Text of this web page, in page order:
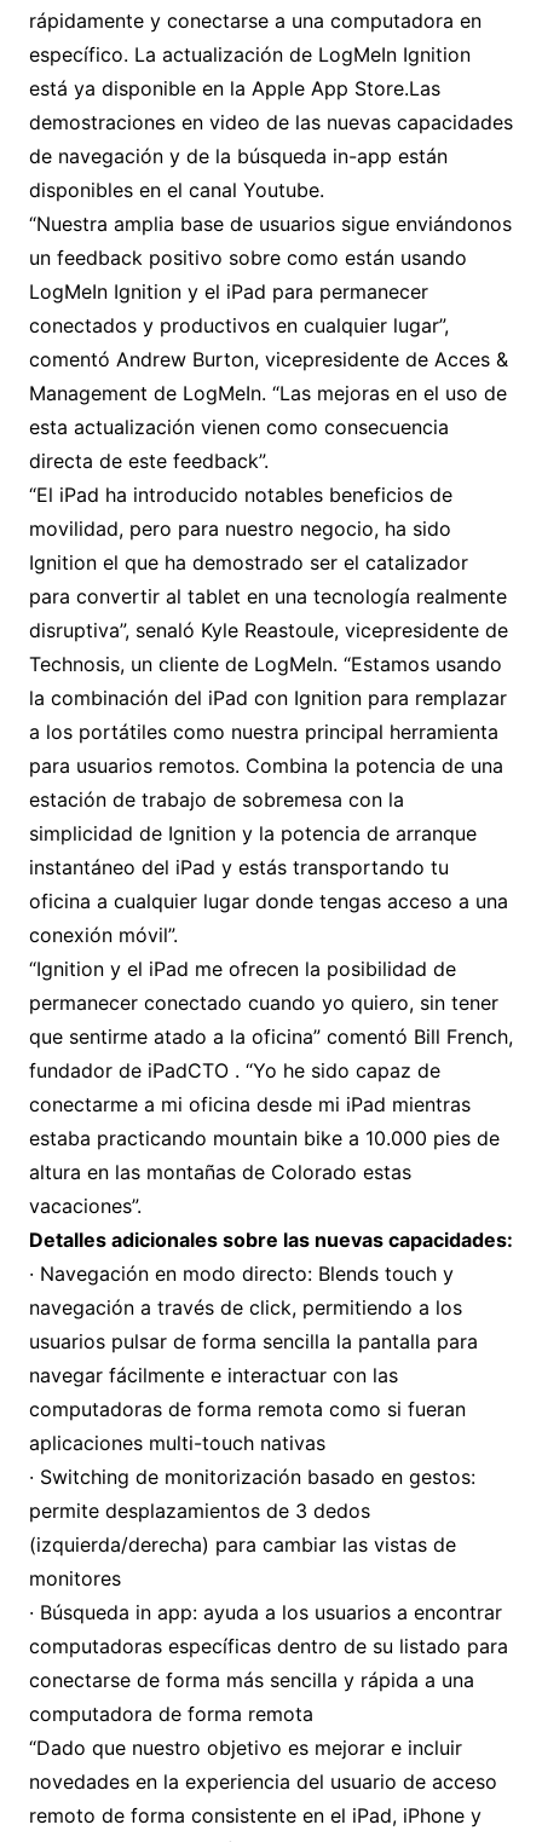
rápidamente y conectarse a una computadora en
específico. La actualización de LogMeIn Ignition
está ya disponible en la Apple App Store.Las
demostraciones en video de las nuevas capacidades
de navegación y de la búsqueda in-app están
disponibles en el canal Youtube.
“Nuestra amplia base de usuarios sigue enviándonos
un feedback positivo sobre como están usando
LogMeIn Ignition y el iPad para permanecer
conectados y productivos en cualquier lugar”,
comentó Andrew Burton, vicepresidente de Acces &
Management de LogMeIn. “Las mejoras en el uso de
esta actualización vienen como consecuencia
directa de este feedback”.
“El iPad ha introducido notables beneficios de
movilidad, pero para nuestro negocio, ha sido
Ignition el que ha demostrado ser el catalizador
para convertir al tablet en una tecnología realmente
disruptiva”, senaló Kyle Reastoule, vicepresidente de
Technosis, un cliente de LogMeIn. “Estamos usando
la combinación del iPad con Ignition para remplazar
a los portátiles como nuestra principal herramienta
para usuarios remotos. Combina la potencia de una
estación de trabajo de sobremesa con la
simplicidad de Ignition y la potencia de arranque
instantáneo del iPad y estás transportando tu
oficina a cualquier lugar donde tengas acceso a una
conexión móvil”.
“Ignition y el iPad me ofrecen la posibilidad de
permanecer conectado cuando yo quiero, sin tener
que sentirme atado a la oficina” comentó Bill French,
fundador de iPadCTO . “Yo he sido capaz de
conectarme a mi oficina desde mi iPad mientras
estaba practicando mountain bike a 10.000 pies de
altura en las montañas de Colorado estas
vacaciones”.
Detalles adicionales sobre las nuevas capacidades:
· Navegación en modo directo: Blends touch y
navegación a través de click, permitiendo a los
usuarios pulsar de forma sencilla la pantalla para
navegar fácilmente e interactuar con las
computadoras de forma remota como si fueran
aplicaciones multi-touch nativas
· Switching de monitorización basado en gestos:
permite desplazamientos de 3 dedos
(izquierda/derecha) para cambiar las vistas de
monitores
· Búsqueda in app: ayuda a los usuarios a encontrar
computadoras específicas dentro de su listado para
conectarse de forma más sencilla y rápida a una
computadora de forma remota
“Dado que nuestro objetivo es mejorar e incluir
novedades en la experiencia del usuario de acceso
remoto de forma consistente en el iPad, iPhone y